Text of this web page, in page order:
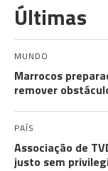
Últimas
MUNDO
Marrocos
remover
PAÍS
Associação de
justo sem